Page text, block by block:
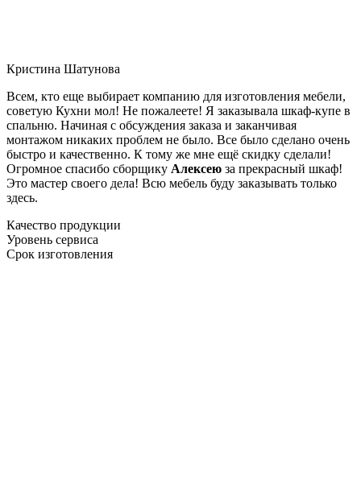
Кристина Шатунова
Всем, кто еще выбирает компанию для изготовления мебели,
советую Кухни мол! Не пожалеете! Я заказывала шкаф-купе в
спальню. Начиная с обсуждения заказа и заканчивая
монтажом никаких проблем не было. Все было сделано очень
быстро и качественно. К тому же мне ещё скидку сделали!
Огромное спасибо сборщику Алексею за прекрасный шкаф!
Это мастер своего дела! Всю мебель буду заказывать только
здесь.
Качество продукции
Уровень сервиса
Срок изготовления